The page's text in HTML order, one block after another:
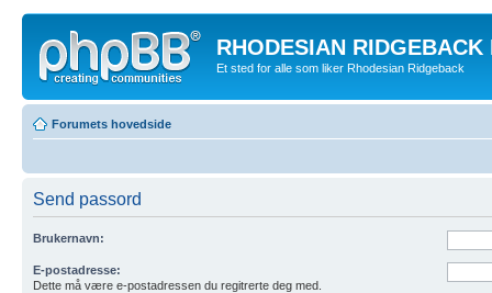
RHODESIAN RIDGEBACK
Et sted for alle som liker Rhodesian Ridgeback
Forumets hovedside
Send passord
Brukernavn:
E-postadresse:
Dette må være e-postadressen du regitrerte deg med.